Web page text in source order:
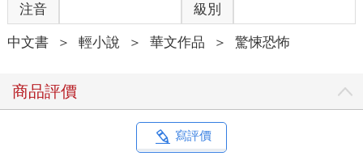
太好奇了，我也會碰上青夫人嗎？不過要是出不來的話，哈哈哈
就不用交稿了。
總之先入住那間旅館。
太不可思議了！我是忽然聽到貓叫聲才醒來，結果發現豪華客房
變成廢墟客房，真的是把我嚇傻了，還以為在作夢。
很久，那麼外面便是很新的飯店走廊，到處看起來都很新就是
了，而且房間門上的房號全是19開頭！
注音 級別
中文書 ＞ 輕小說 ＞ 華文作品 ＞ 驚悚恐怖
商品評價
寫評價